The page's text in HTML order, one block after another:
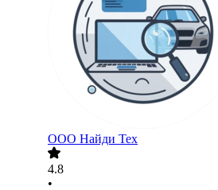
ООО Найди Тех
4.8
•